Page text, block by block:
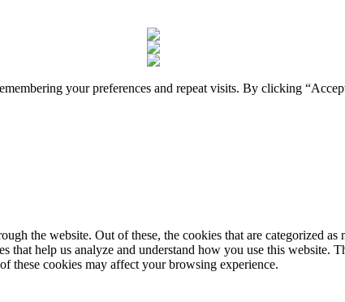
your preferences and repeat visits. By clicking
the website. Out of these, the cookies that are categorized as
help us analyze and understand how you use this website.
these cookies may affect your browsing experience.